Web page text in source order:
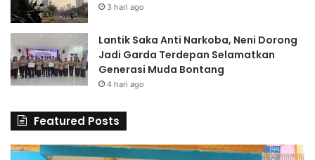
3 hari ago
Lantik Saka Anti Narkoba, Neni Dorong
Jadi Garda Terdepan Selamatkan
Generasi Muda Bontang
4 hari ago
Featured Posts
6